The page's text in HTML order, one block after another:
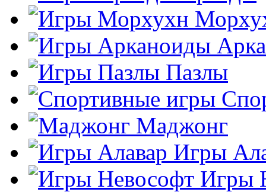
Пазлы
Маджонг
Игры
Игры